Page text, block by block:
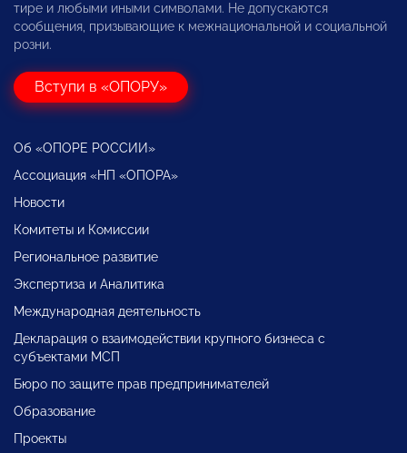
тире и любыми иными символами. Не допускаются
сообщения, призывающие к межнациональной и социальной
розни.
Вступи в «ОПОРУ»
Об «ОПОРЕ РОССИИ»
Ассоциация «НП «ОПОРА»
Новости
Комитеты и Комиссии
Региональное развитие
Экспертиза и Аналитика
Международная деятельность
Декларация о взаимодействии крупного бизнеса с
субъектами МСП
Бюро по защите прав предпринимателей
Образование
Проекты